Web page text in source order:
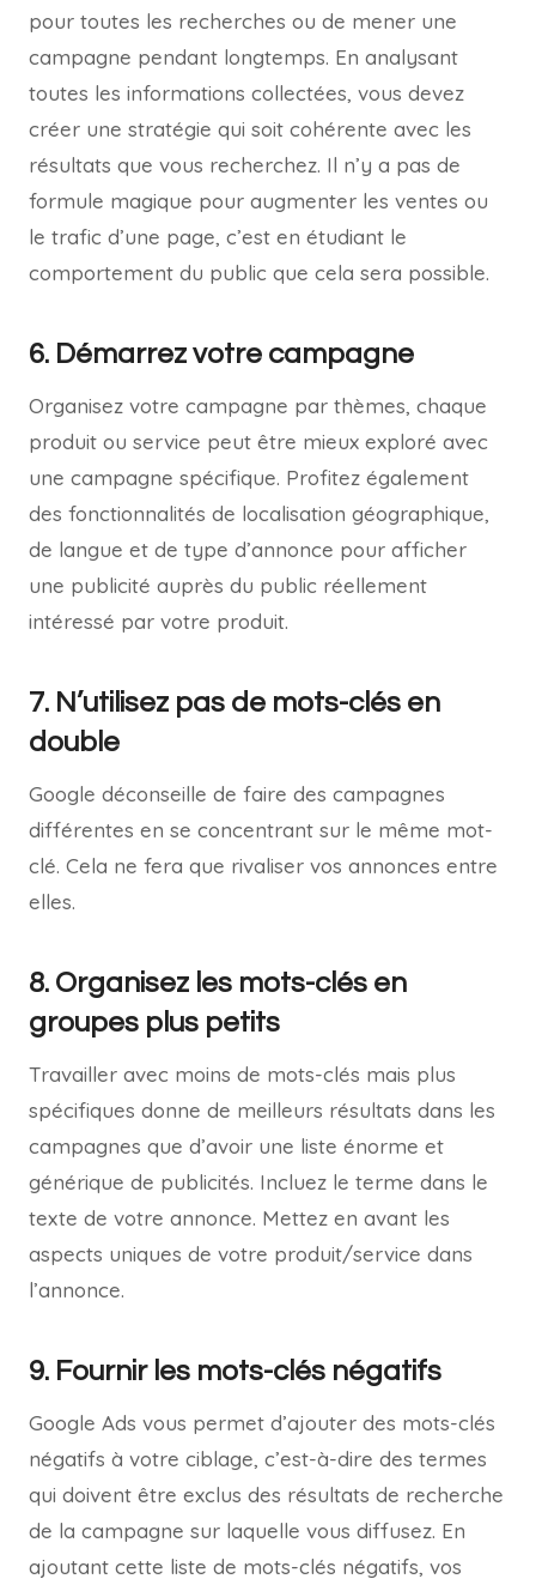
pour toutes les recherches ou de mener une
campagne pendant longtemps. En analysant
toutes les informations collectées, vous devez
créer une stratégie qui soit cohérente avec les
résultats que vous recherchez. Il n’y a pas de
formule magique pour augmenter les ventes ou
le trafic d’une page, c’est en étudiant le
comportement du public que cela sera possible.
6. Démarrez votre campagne
Organisez votre campagne par thèmes, chaque
produit ou service peut être mieux exploré avec
une campagne spécifique. Profitez également
des fonctionnalités de localisation géographique,
de langue et de type d’annonce pour afficher
une publicité auprès du public réellement
intéressé par votre produit.
7. N’utilisez pas de mots-clés en
double
Google déconseille de faire des campagnes
différentes en se concentrant sur le même mot-
clé. Cela ne fera que rivaliser vos annonces entre
elles.
8. Organisez les mots-clés en
groupes plus petits
Travailler avec moins de mots-clés mais plus
spécifiques donne de meilleurs résultats dans les
campagnes que d’avoir une liste énorme et
générique de publicités. Incluez le terme dans le
texte de votre annonce. Mettez en avant les
aspects uniques de votre produit/service dans
l’annonce.
9. Fournir les mots-clés négatifs
Google Ads vous permet d’ajouter des mots-clés
négatifs à votre ciblage, c’est-à-dire des termes
qui doivent être exclus des résultats de recherche
de la campagne sur laquelle vous diffusez. En
ajoutant cette liste de mots-clés négatifs, vos